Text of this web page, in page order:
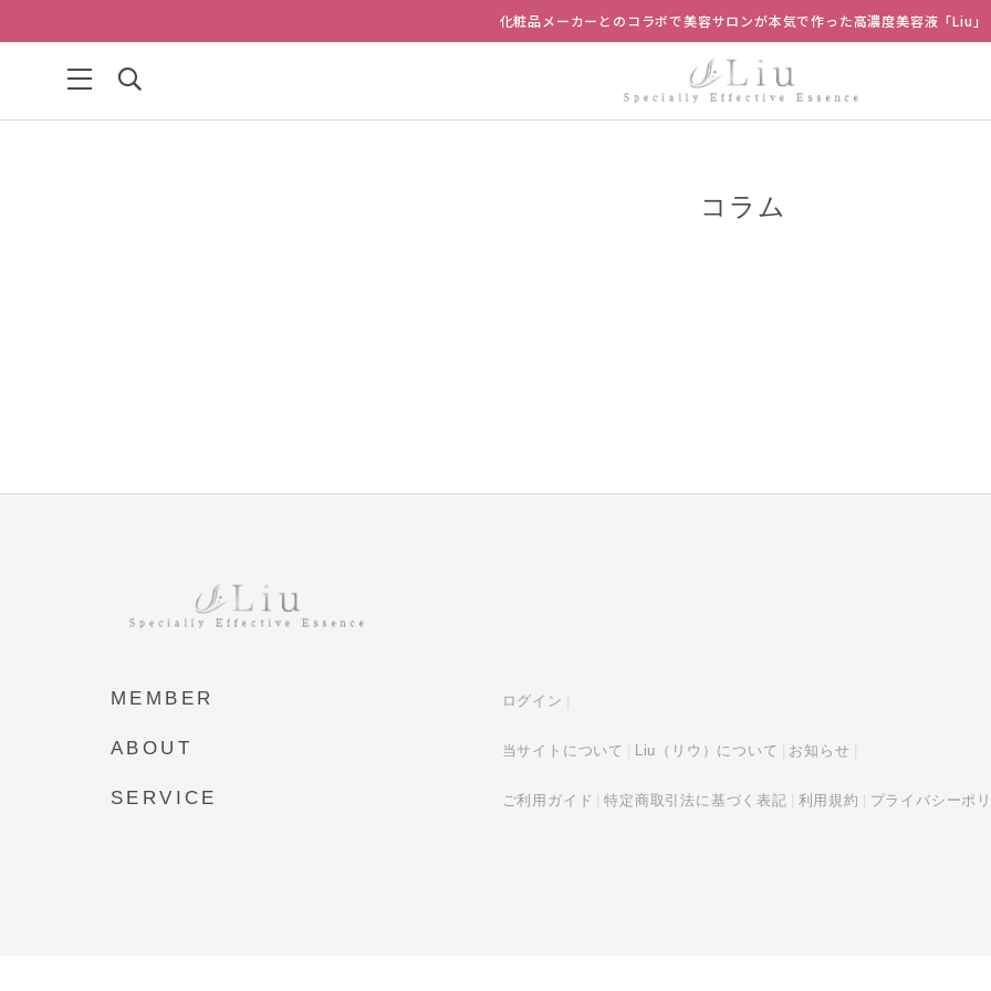
化粧品メーカーとのコラボで美容サロンが本気で作った高濃度美容液「Liu」
コラム
MEMBER ログイン
ABOUT 当サイトについて Liu（リウ）について お知らせ
SERVICE ご利用ガイド 特定商取引法に基づく表記 利用規約 プライバシーポ